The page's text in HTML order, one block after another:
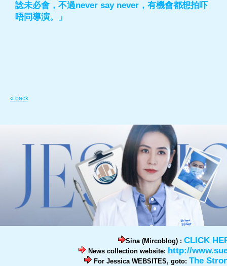
諗未必會，不過never say never，有機會都想拍吓
唔同導演。」
« back
Sina (Mircoblog) : CLICK
News collection website: http://
For Jessica WEBSITES, goto: The